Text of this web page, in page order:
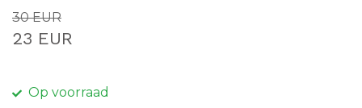
30 EUR
23 EUR
Op voorraad